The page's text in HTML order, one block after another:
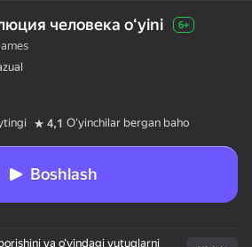
человека oʻyini 6+
4,1 Oʻyinchilar bergan baho
Boshlash
va o‘yindagi yutuqlarni